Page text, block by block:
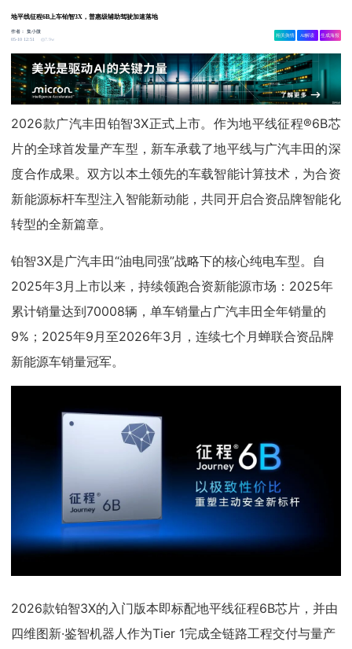
地平线征程6B上车铂智3X，普惠级辅助驾驶加速落地
作者：集小微
05-10 12:51
7.9w
相关舆情 AI解读 生成海报
2026款广汽丰田铂智3X正式上市。作为地平线征程®6B芯
片的全球首发量产车型，新车承载了地平线与广汽丰田的深
度合作成果。双方以本土领先的车载智能计算技术，为合资
新能源标杆车型注入智能新动能，共同开启合资品牌智能化
转型的全新篇章。
铂智3X是广汽丰田“油电同强”战略下的核心纯电车型。自
2025年3月上市以来，持续领跑合资新能源市场：2025年
累计销量达到70008辆，单车销量占广汽丰田全年销量的
9%；2025年9月至2026年3月，连续七个月蝉联合资品牌
新能源车销量冠军。
2026款铂智3X的入门版本即标配地平线征程6B芯片，并由
四维图新·鉴智机器人作为Tier 1完成全链路工程交付与量产